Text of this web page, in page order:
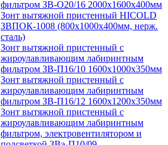
фильтром ЗВ-О20/16 2000х1600х400мм
Зонт вытяжной пристенный HICOLD
ЗВПОК-1008 (800х1000х400мм, нерж.
сталь)
Зонт вытяжной пристенный с
жироулавливающим лабиринтным
фильтром ЗВ-П16/10 1600х1000х350мм
Зонт вытяжной пристенный с
жироулавливающим лабиринтным
фильтром ЗВ-П16/12 1600х1200х350мм
Зонт вытяжной пристенный с
жироулавливающим лабиринтным
фильтром, электровентилятором и